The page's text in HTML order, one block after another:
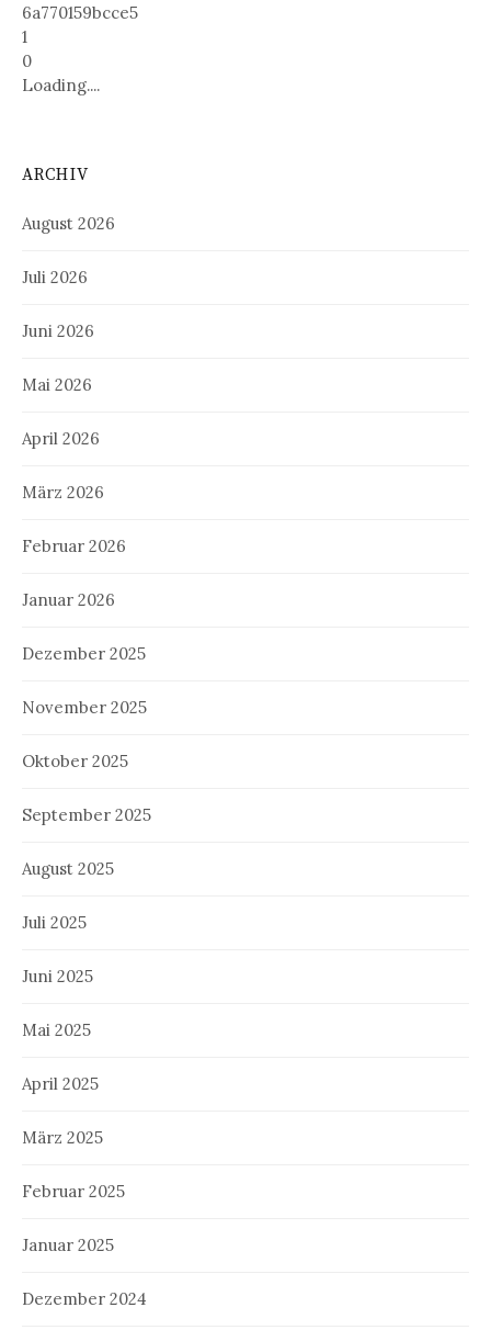
6a770159bcce5
1
0
Loading....
ARCHIV
August 2026
Juli 2026
Juni 2026
Mai 2026
April 2026
März 2026
Februar 2026
Januar 2026
Dezember 2025
November 2025
Oktober 2025
September 2025
August 2025
Juli 2025
Juni 2025
Mai 2025
April 2025
März 2025
Februar 2025
Januar 2025
Dezember 2024